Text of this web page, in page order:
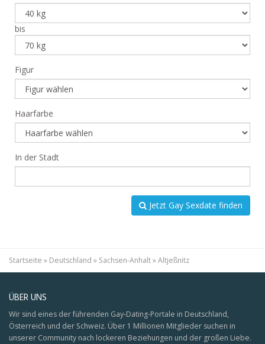
bis
Figur
Haarfarbe
In der Stadt
Jetzt Gay Sexdate finden
Startseite » Deutschland » Sachsen-Anhalt»Altjeßnitz
ÜBER UNS
Wir sind eines der führenden Gay-Dating-Portale in Deutschland,
Österreich und der Schweiz. Über 1 Millionen Mitglieder suchen in
unserer Community nach lockeren Beziehungen und der großen Liebe.